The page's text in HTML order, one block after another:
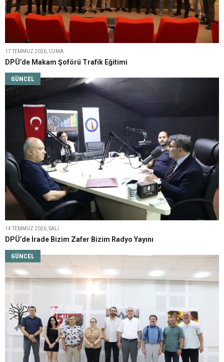
17 TEMMUZ 2026, CUMA
DPÜ’de Makam Şoförü Trafik Eğitimi
GÜNCEL
14 TEMMUZ 2026, SALI
DPÜ’de İrade Bizim Zafer Bizim Radyo Yayını
GÜNCEL